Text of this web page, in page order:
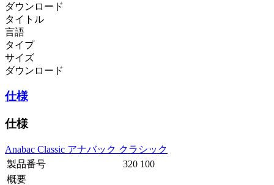
ダウンロード
タイトル
言語
タイプ
サイズ
ダウンロード
仕様
仕様
Anabac Classic アナバック クラシック
製品番号
320 100
概要